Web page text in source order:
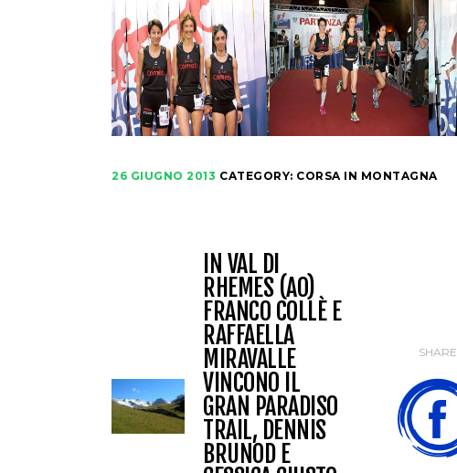
26 GIUGNO 2013 CATEGORY: CORSA IN MONTAGNA
IN VAL DI
RHEMES (AO)
FRANCO COLLÈ E
RAFFAELLA
MIRAVALLE
VINCONO IL
GRAN PARADISO
TRAIL, DENNIS
BRUNOD E
SHARE